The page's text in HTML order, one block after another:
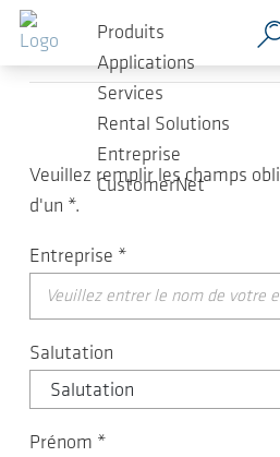
Sauter au contenu principal
Produits
Applications
Services
Rental Solutions
Entreprise
CustomerNet
Veuillez remplir les champs
d'un *.
Entreprise *
Salutation
Prénom *